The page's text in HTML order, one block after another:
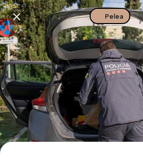
Descarga la app
Buscar en esta zona
Pelea